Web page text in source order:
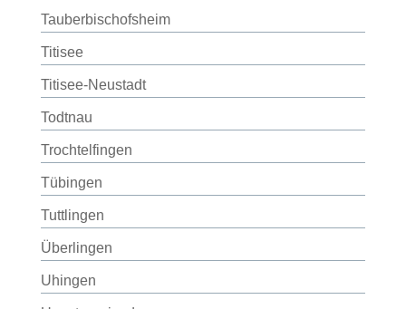
Tauberbischofsheim
Titisee
Titisee-Neustadt
Todtnau
Trochtelfingen
Tübingen
Tuttlingen
Überlingen
Uhingen